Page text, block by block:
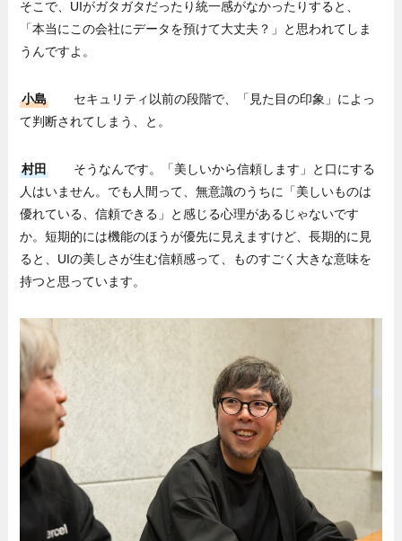
そこで、UIがガタガタだったり統一感がなかったりすると、
「本当にこの会社にデータを預けて大丈夫？」と思われてしま
うんですよ。
小島
セキュリティ以前の段階で、「見た目の印象」によっ
て判断されてしまう、と。
村田
そうなんです。「美しいから信頼します」と口にする
人はいません。でも人間って、無意識のうちに「美しいものは
優れている、信頼できる」と感じる心理があるじゃないです
か。短期的には機能のほうが優先に見えますけど、長期的に見
ると、UIの美しさが生む信頼感って、ものすごく大きな意味を
持つと思っています。